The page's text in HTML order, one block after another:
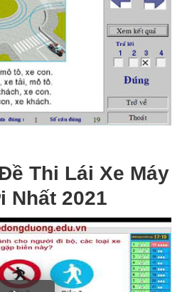
Thi Lái Xe Máy
Nhất 2021